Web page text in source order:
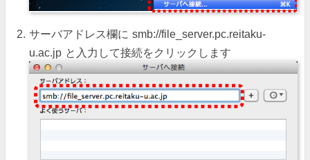
サーバアドレス欄に smb://file_server.pc.reitaku-
u.ac.jp と入力して接続をクリックします